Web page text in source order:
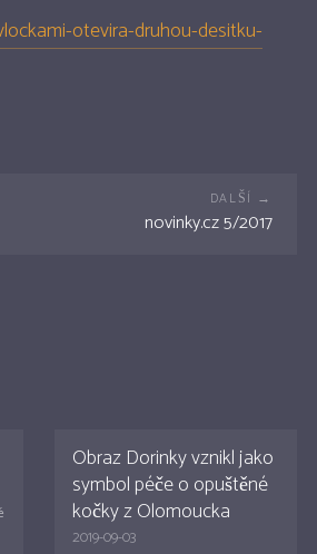
otevira-druhou-desitku-
novinky.cz 5/2017
Obraz Dorinky vznikl jako
symbol péče o opuštěné
kočky z Olomoucka
2019-09-03